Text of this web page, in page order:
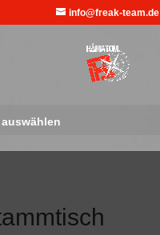
info@freak-team.de